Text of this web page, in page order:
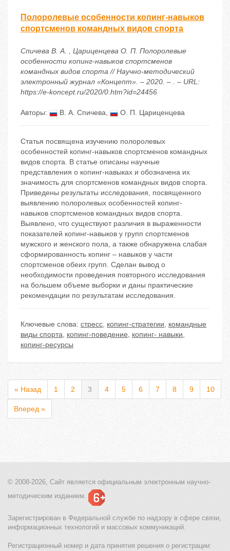
Полоролевые особенности копинг-навыков
спортсменов командных видов спорта
Спичева В. А. , Цариценцева О. П. Полоролевые
особенности копинг-навыков спортсменов
командных видов спорта // Научно-методический
электронный журнал «Концепт». – 2020. – . – URL:
https://e-koncept.ru/2020/0.htm?id=24456
Авторы: В. А. Спичева, О. П. Цариценцева
Статья посвящена изучению полоролевых
особенностей копинг-навыков спортсменов командных
видов спорта. В статье описаны научные
представления о копинг-навыках и обозначена их
значимость для спортсменов командных видов спорта.
Приведены результаты исследования, посвященного
выявлению полоролевых особенностей копинг-
навыков спортсменов командных видов спорта.
Выявлено, что существуют различия в выраженности
показателей копинг-навыков у групп спортсменов
мужского и женского пола, а также обнаружена слабая
сформированность копинг – навыков у части
спортсменов обеих групп. Сделан вывод о
необходимости проведения повторного исследования
на большем объеме выборки и даны практические
рекомендации по результатам исследования.
Ключевые слова: стресс, копинг-стратегии, командные
виды спорта, копинг-поведение, копинг- навыки,
копинг-ресурсы
« Назад 1 2 3 4 5 6 7 8 9 10
Вперед »
© 2008-2026, Сайт является официальным электронным научно-
методическим изданием.
Зарегистрирован в Федеральной службе по надзору в сфере связи,
информационных технологий и массовых коммуникаций.
Регистрационный номер и дата принятия решения о регистрации: